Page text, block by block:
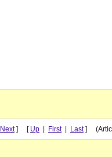
Next] [ Up First| Last]